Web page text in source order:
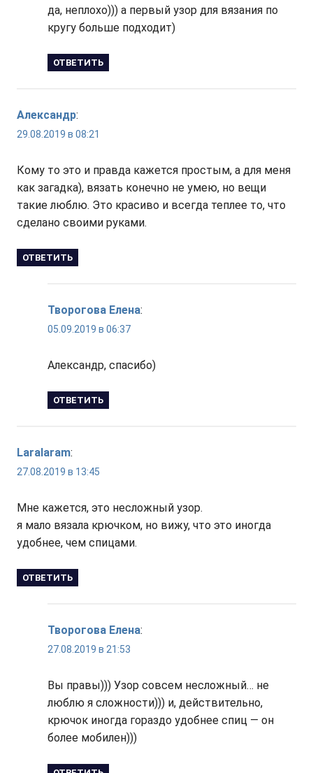
да, неплохо))) а первый узор для вязания по
кругу больше подходит)
ОТВЕТИТЬ
Александр:
29.08.2019 в 08:21
Кому то это и правда кажется простым, а для меня
как загадка), вязать конечно не умею, но вещи
такие люблю. Это красиво и всегда теплее то, что
сделано своими руками.
ОТВЕТИТЬ
Творогова Елена:
05.09.2019 в 06:37
Александр, спасибо)
ОТВЕТИТЬ
Laralaram:
27.08.2019 в 13:45
Мне кажется, это несложный узор.
я мало вязала крючком, но вижу, что это иногда
удобнее, чем спицами.
ОТВЕТИТЬ
Творогова Елена:
27.08.2019 в 21:53
Вы правы))) Узор совсем несложный… не
люблю я сложности))) и, действительно,
крючок иногда гораздо удобнее спиц — он
более мобилен)))